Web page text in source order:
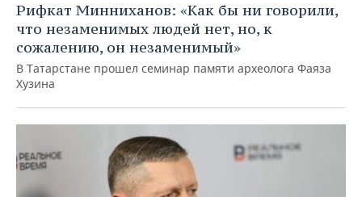
Рифкат Минниханов: «Как бы ни говорили,
что незаменимых людей нет, но, к
сожалению, он незаменимый»
В Татарстане прошел семинар памяти археолога Фаяза
Хузина